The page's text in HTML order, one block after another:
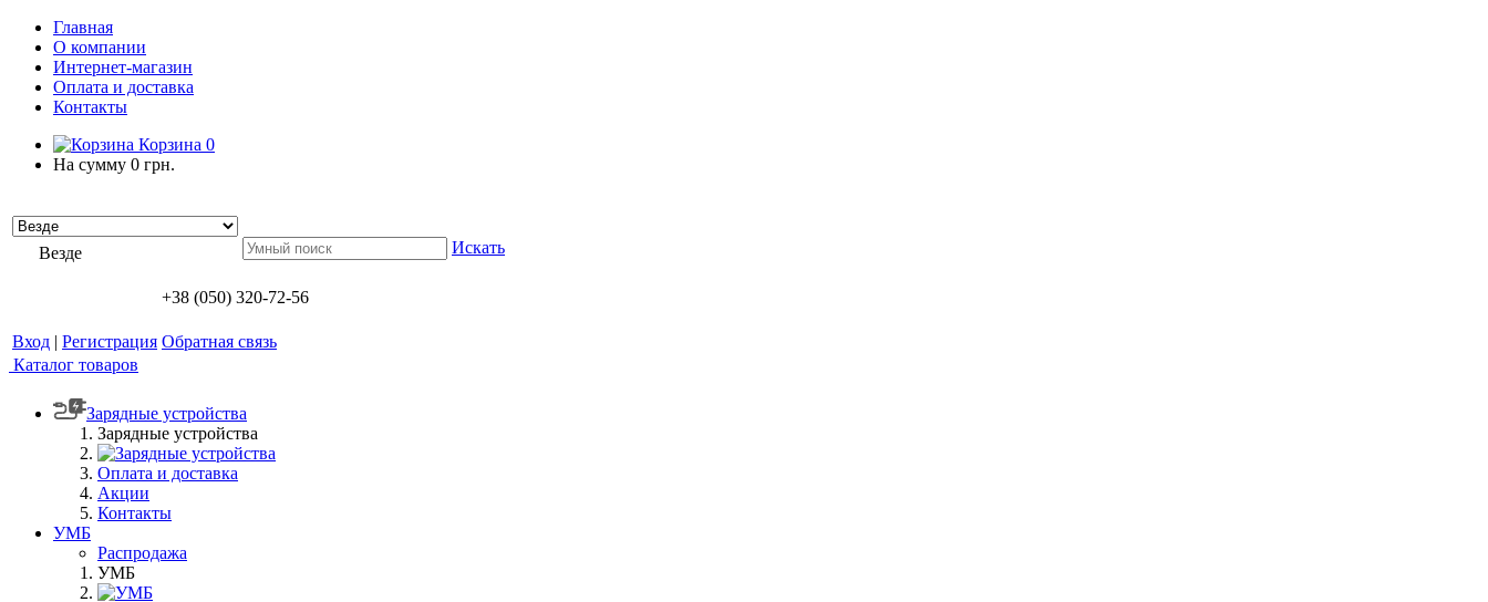
Главная
О компании
Интернет-магазин
Оплата и доставка
Контакты
Корзина 0
На сумму 0 грн.
Везде Искать
+38 (050) 320-72-56
Вход | Регистрация Обратная связь
Каталог товаров
Зарядные устройства
Зарядные устройства
Оплата и доставка
Акции
Контакты
УМБ
Распродажа
УМБ